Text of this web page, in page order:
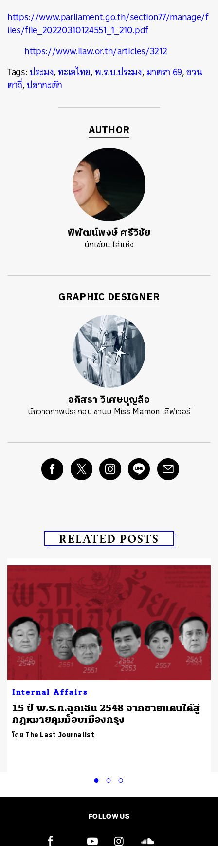
https://www.parliament.go.th/section77/manage/f
iles/file_20220310124551_1_210.pdf
https://www.ilaw.or.th/articles/3212
Tags:ประมง,ทะเลไทย,พ.ร.บ.ประมง,มาตรา 69,อวน
ตาถี่,ปลากะตัก
AUTHOR
พิพัฒน์พงษ์ ศรีวิชัย
นักเขียน ไส้แห้ง
GRAPHIC DESIGNER
อภิสรา วิเศษบุญลือ
นักวาดภาพประกอบ ชานม Miss Mamon เลิฟเวอร์
RELATED POSTS
Internal Affairs
15 ปี พ.ร.ก.ฉุกเฉิน 2548 จากชายแดนใต้สู่
กฎหมายคุมม็อบเมืองกรุง
โดย The Last Journalist
FOLLOW US